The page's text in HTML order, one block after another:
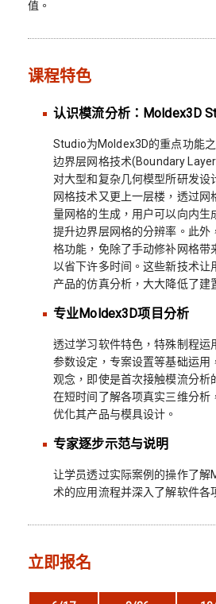
值。
课程特色
认识模流分析：Moldex3D
Studio为Moldex3D的重点功能
边界层网格技术(Boundary
对大型和复杂几何模型所研发设
网格技术又更上一层楼，透过网
量网格的生成，用户可以向内生
提升边界层网格的分辨率。此外
格功能，免除了手动修补网格带
以省下许多时间。这些新技术让
产品的仿真分析，大大降低了建
专业Moldex3D项目分析
透过学习软件特色，特殊制程运
参数设定，专案设置等基础运用
观念，即使是首次接触模流分析
在短时间了解各项真实三维分析
优化其产品与模具设计。
专家逐步示范与说明
让学员透过实际案例的操作了解
术的应用流程并深入了解软件各
立即报名